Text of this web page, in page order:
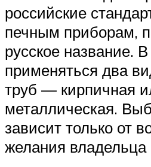
российские
печным приборам,
русское название.
применяться два
труб — кирпичная
металлическая.
зависит только от
желания владельца